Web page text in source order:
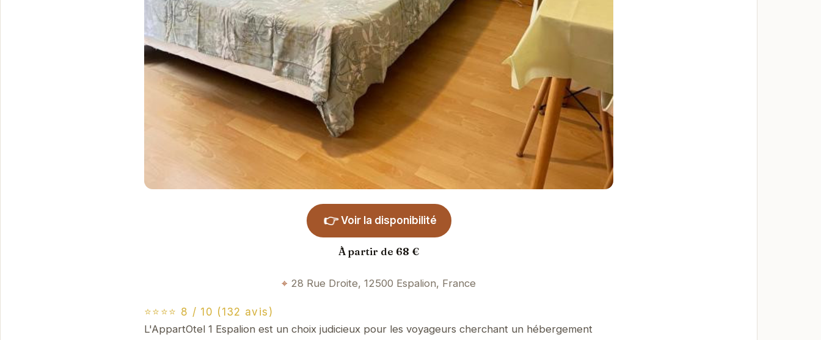
👉 Voir la disponibilité
À partir de 68 €
28 Rue Droite, 12500 Espalion, France
⭐⭐⭐⭐ 8 / 10 (132 avis)
L'AppartOtel 1 Espalion est un choix judicieux pour les voyageurs cherchant un hébergement